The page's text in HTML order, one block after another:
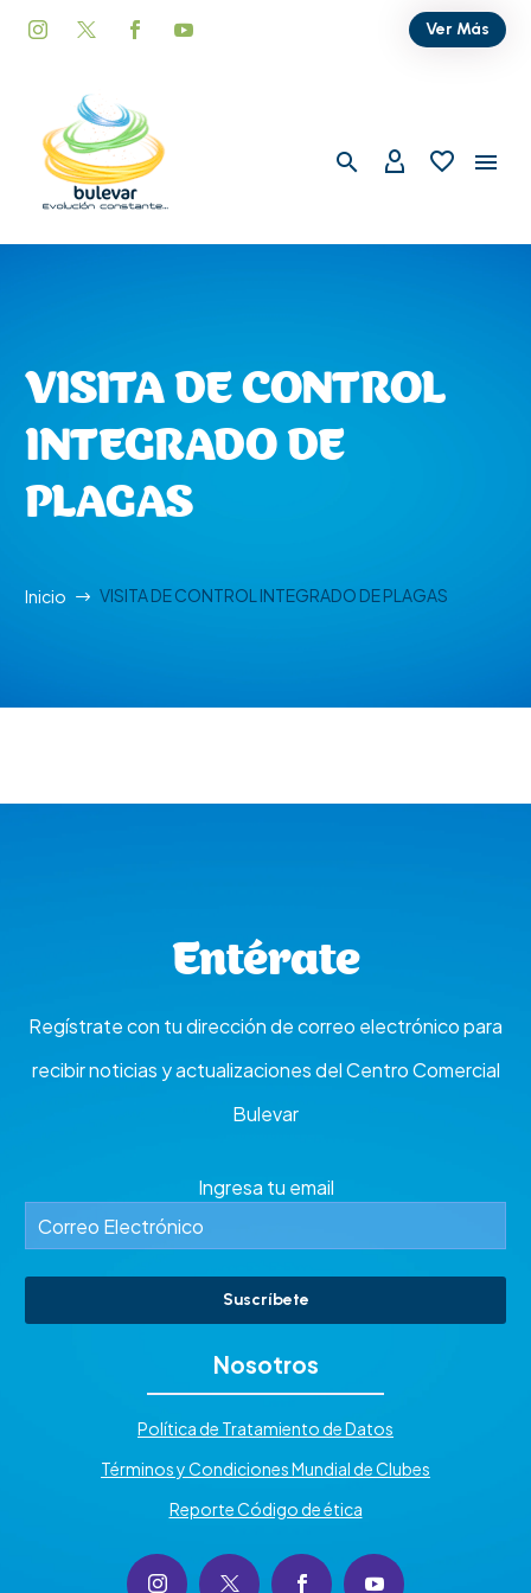
Ver Más
VISITA DE CONTROL
INTEGRADO DE
PLAGAS
Inicio VISITA DE CONTROL INTEGRADO DE PLAGAS
Entérate
Regístrate con tu dirección de correo electrónico para
recibir noticias y actualizaciones del Centro Comercial
Bulevar
Ingresa tu email
Suscríbete
Nosotros
Política de Tratamiento de Datos
Términos y Condiciones Mundial de Clubes
Reporte Código de ética